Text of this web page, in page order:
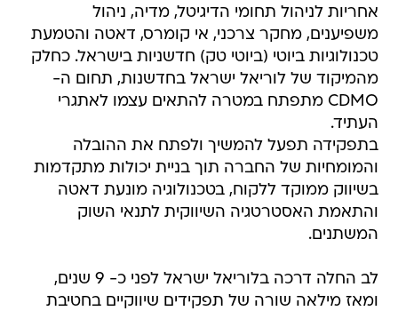
אחריות לניהול תחומי הדיגיטל, מדיה, ניהול
משפיענים, מחקר צרכני, אי קומרס, דאטה והטמעת
טכנולוגיות ביוטי (ביוטי טק) חדשניות בישראל. כחלק
מהמיקוד של לוריאל ישראל בחדשנות, תחום ה-
CDMO מתפתח במטרה להתאים עצמו לאתגרי
העתיד.
בתפקידה תפעל להמשיך ולפתח את ההובלה
והמומחיות של החברה תוך בניית יכולות מתקדמות
בשיווק ממוקד ללקוח, בטכנולוגיה מונעת דאטה
והתאמת האסטרטגיה השיווקית לתנאי השוק
המשתנים.
לב החלה דרכה בלוריאל ישראל לפני כ- 9 שנים,
ומאז מילאה שורה של תפקידים שיווקיים בחטיבת